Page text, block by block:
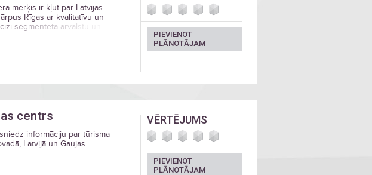
mērķis ir kļūt par Latvijas
Rīgas ar kvalitatīvu un
segmentētā ārvalstu un
PIEVIENOT
PLĀNOTĀJAM
centrs
informāciju par tūrisma
Latvijā un Gaujas
VĒRTĒJUMS
PIEVIENOT
PLĀNOTĀJAM